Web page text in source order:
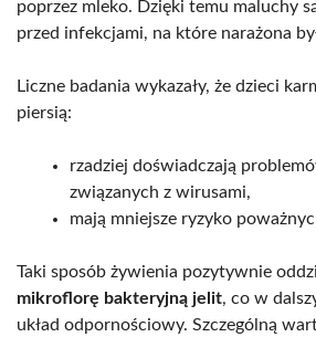
poprzez mleko. Dzięki temu maluchy
przed infekcjami, na które narażona
Liczne badania wykazały, że dzieci
piersią:
rzadziej doświadczają
związanych z wirusami,
mają mniejsze ryzyko
Taki sposób żywienia pozytywnie
mikroflorę bakteryjną jelit, co w
układ odpornościowy. Szczególną